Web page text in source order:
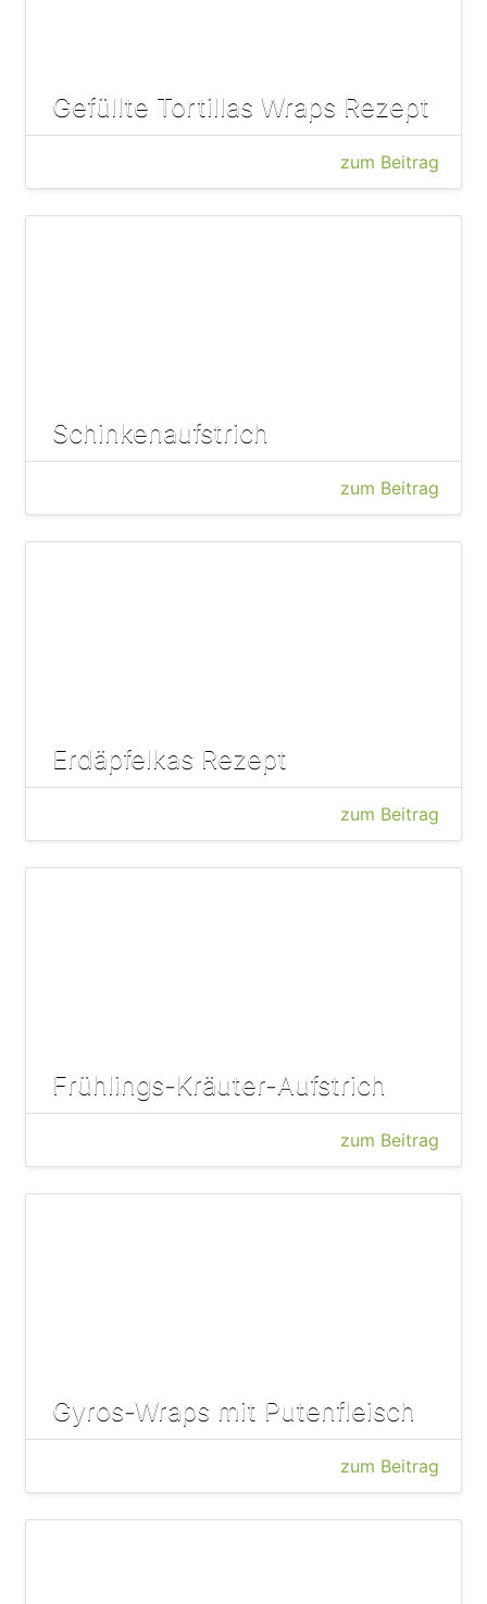
Gefüllte Tortillas Wraps Rezept
zum Beitrag
Schinkenaufstrich
zum Beitrag
Erdäpfelkas Rezept
zum Beitrag
Frühlings-Kräuter-Aufstrich
zum Beitrag
Gyros-Wraps mit Putenfleisch
zum Beitrag